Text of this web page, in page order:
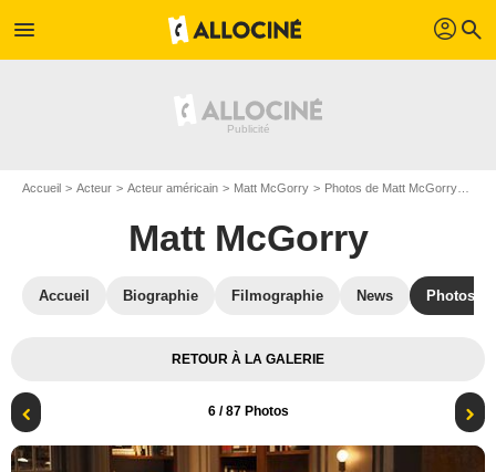
menu profil search
Accueil Acteur Acteur américain Matt McGorry Photos de Matt McGorry
Matt McGorry
Accueil Biographie Filmographie News Photos
RETOUR À LA GALERIE
6/ 87 Photos